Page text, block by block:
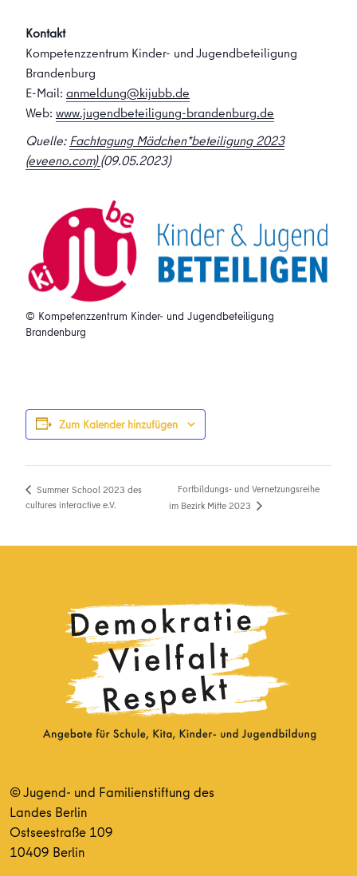
Kontakt
Kompetenzzentrum Kinder- und Jugendbeteiligung
Brandenburg
E-Mail: anmeldung@kijubb.de
Web: www.jugendbeteiligung-brandenburg.de
Quelle:Fachtagung Mädchen*beteiligung 2023
(eveeno.com)(09.05.2023)
© Kompetenzzentrum Kinder- und Jugendbeteiligung
Brandenburg
Zum Kalender hinzufügen
Summer School 2023 des
cultures interactive e.V.
Fortbildungs- und Vernetzungsreihe
im Bezirk Mitte 2023
© Jugend- und Familienstiftung des
Landes Berlin
Ostseestraße 109
10409 Berlin